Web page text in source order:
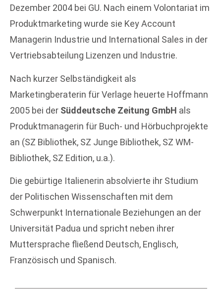
Dezember 2004 bei GU. Nach einem Volontariat im
Produktmarketing wurde sie Key Account
Managerin Industrie und International Sales in der
Vertriebsabteilung Lizenzen und Industrie.
Nach kurzer Selbständigkeit als
Marketingberaterin für Verlage heuerte Hoffmann
2005 bei der Süddeutsche Zeitung GmbH als
Produktmanagerin für Buch- und Hörbuchprojekte
an (SZ Bibliothek, SZ Junge Bibliothek, SZ WM-
Bibliothek, SZ Edition, u.a.).
Die gebürtige Italienerin absolvierte ihr Studium
der Politischen Wissenschaften mit dem
Schwerpunkt Internationale Beziehungen an der
Universität Padua und spricht neben ihrer
Muttersprache fließend Deutsch, Englisch,
Französisch und Spanisch.